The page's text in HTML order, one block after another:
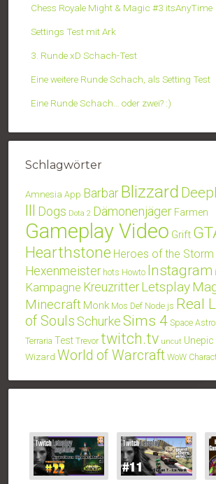
Chess Royale Might & Magic #3 itsAnyTime
Settings Test mit Ark
3. Runde xD Schach-Test
Eine weitere Runde Schach, als Setting Test
Eine Runde Schach… oder zwei? :)
Schlagwörter
Amnesia App BarbarBlizzard
III Dogs Dota 2 Dämonenjäger Farmen
Gameplay Video Grift
Hearthstone Heroes of the Storm
Hexenmeister hots Howto Instagram
Kampagne Kreuzritter Letsplay
Minecraft Monk Mos Def Node.js Real
of Souls SchurkeSims 4 Space
Terraria Test Trevor twitch.tv uncut Unepic
Wizard World of Warcraft WoW